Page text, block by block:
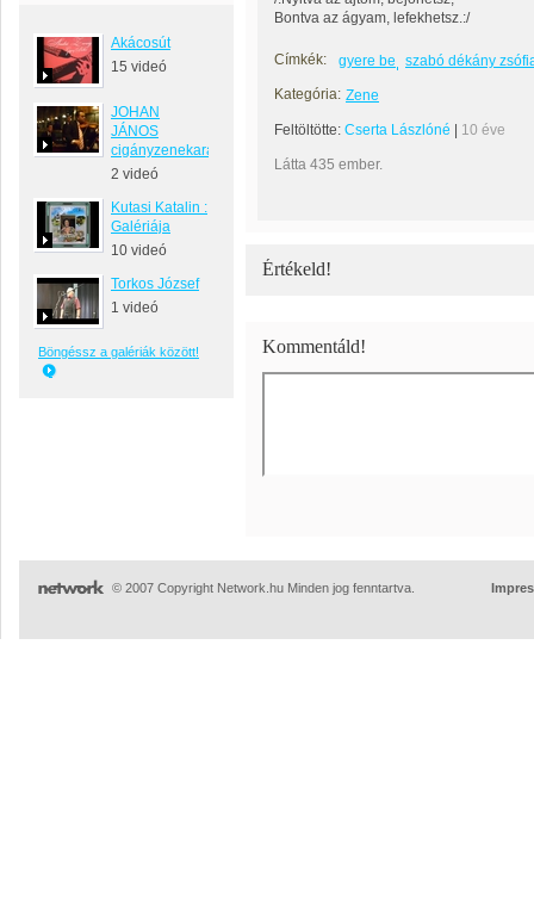
Akácosút
15 videó
JOHAN
JÁNOS
cigányzenekara
2 videó
Kutasi Katalin :
Galériája
10 videó
Torkos József
1 videó
Böngéssz a galériák között!
Bontva az ágyam, lefekhetsz.:/
Címkék: gyere be
szabó dékány
Kategória: Zene
Feltöltötte: Cserta Lászlóné 10 éve
Látta 435 ember.
Értékeld!
Kommentáld!
© 2007 Copyright Network.hu Minden jog fenntartva.